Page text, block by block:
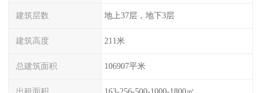
建筑层数 地上37层，地下3层
建筑高度 211米
总建筑面积 106907平米